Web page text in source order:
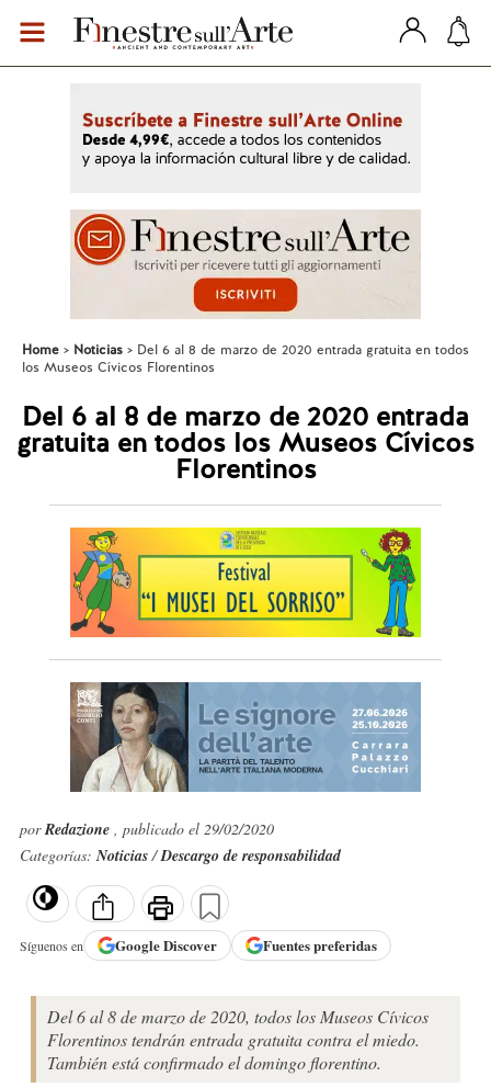
Home Noticias
Del 6 al 8 de marzo de 2020 entrada gratuita en todos
los Museos Cívicos Florentinos
Del 6 al 8 de marzo de 2020 entrada
gratuita en todos los Museos Cívicos
Florentinos
porRedazione , publicado el 29/02/2020
Categorías:Noticias/Descargo de responsabilidad
Síguenos en GoogleDiscover Fuentes preferidas
Del 6 al 8 de marzo de 2020, todos los Museos Cívicos
Florentinos tendrán entrada gratuita contra el miedo.
También está confirmado el domingo florentino.